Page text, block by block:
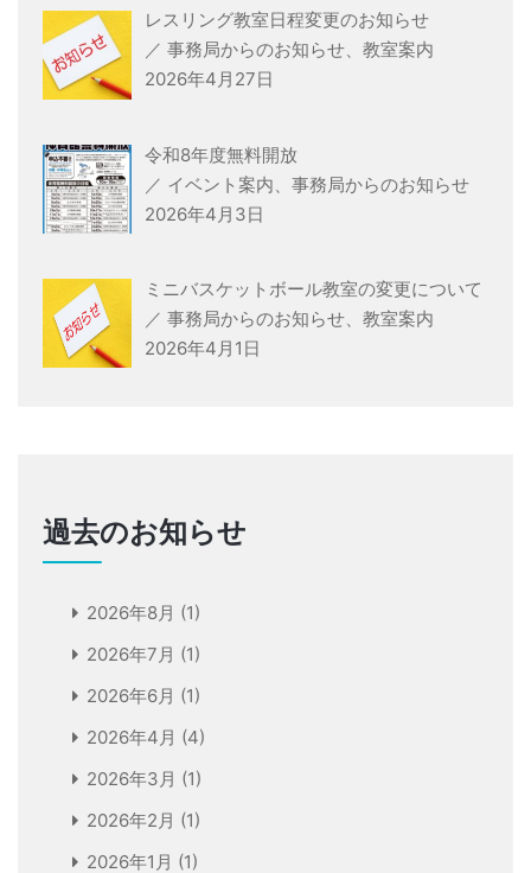
レスリング教室日程変更のお知らせ
／事務局からのお知らせ、教室案内
2026年4月27日
令和8年度無料開放
／ イベント案内 、事務局からのお知らせ
2026年4月3日
ミニバスケットボール教室の変更について
／事務局からのお知らせ、教室案内
2026年4月1日
過去のお知らせ
2026年8月 (1)
2026年7月 (1)
2026年6月 (1)
2026年4月 (4)
2026年3月 (1)
2026年2月 (1)
2026年1月 (1)